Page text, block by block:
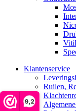
9,2
Klantenservice
Ruilen,